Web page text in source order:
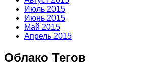
Июль 2015
Июнь 2015
Май 2015
Апрель 2015
Облако Тегов